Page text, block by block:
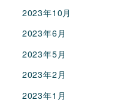
2023年10月
2023年6月
2023年5月
2023年2月
2023年1月